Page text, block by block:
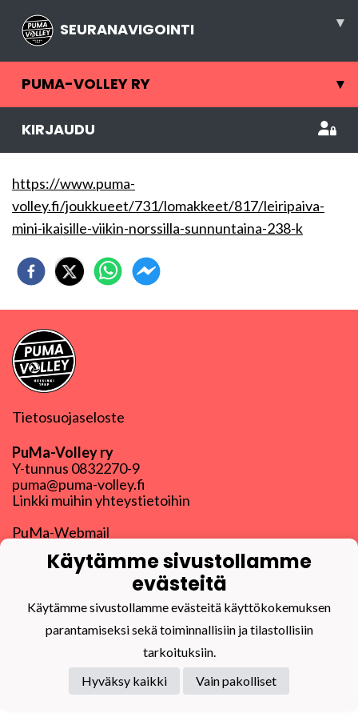
SEURANAVIGOINTI ▾
PUMA-VOLLEY RY ▾
KIRJAUDU
https://www.puma-
volley.fi/joukkueet/731/lomakkeet/817/leiripaiva-
mini-ikaisille-viikin-norssilla-sunnuntaina-238-k
Tietosuojaseloste
PuMa-Volley ry
Y-tunnus 0832270-9
puma@puma-volley.fi
Linkki muihin yhteystietoihin
PuMa-Webmail
Powered by
Käytämme sivustollamme
evästeitä
Käytämme sivustollamme evästeitä käyttökokemuksen
parantamiseksi sekä toiminnallisiin ja tilastollisiin
tarkoituksiin.
Hyväksy kaikki
Vain pakolliset